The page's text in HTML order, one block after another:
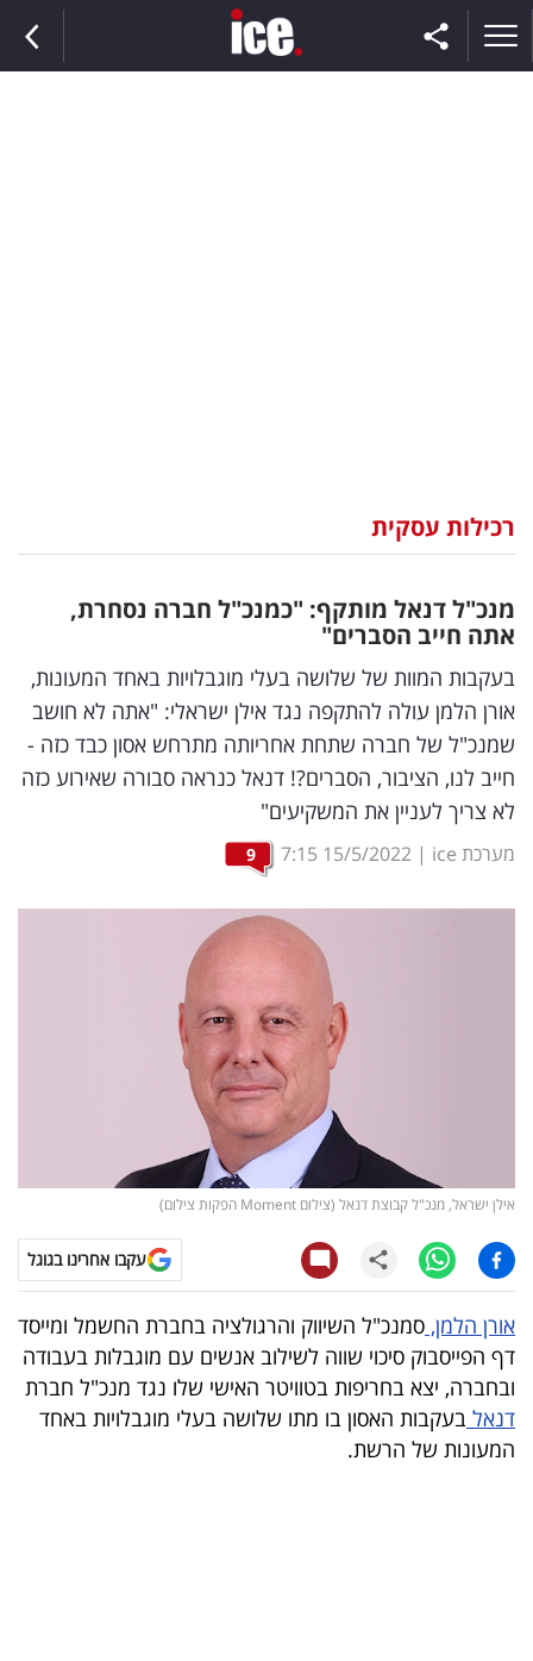
וצרכנות
דיגיטל
וטק
שיווק
ופרסום
משפט
ומחקרים
עסקי
ספורט
קריירה
ולימודים
רכילות עסקית
מנכ"ל דנאל מותקף: "כמנכ"ל חברה נסחרת,
אתה חייב הסברים"
בעקבות המוות של שלושה בעלי מוגבלויות באחד המעונות,
אורן הלמן עולה להתקפה נגד אילן ישראלי: "אתה לא חושב
שמנכ"ל של חברה שתחת אחריותה מתרחש אסון כבד כזה -
חייב לנו, הציבור, הסברים?! דנאל כנראה סבורה שאירוע כזה
לא צריך לעניין את המשקיעים"
מערכת ice |
15/5/2022
7:15
9
אילן ישראל, מנכ"ל קבוצת דנאל (צילום Moment הפקות צילום)
עקבו אחרינו בגוגל
אורן הלמן, סמנכ"ל השיווק והרגולציה בחברת החשמל ומייסד
דף הפייסבוק סיכוי שווה לשילוב אנשים עם מוגבלות בעבודה
ובחברה, יצא בחריפות בטוויטר האישי שלו נגד מנכ"ל חברת
דנאל בעקבות האסון בו מתו שלושה בעלי מוגבלויות באחד
המעונות של הרשת.